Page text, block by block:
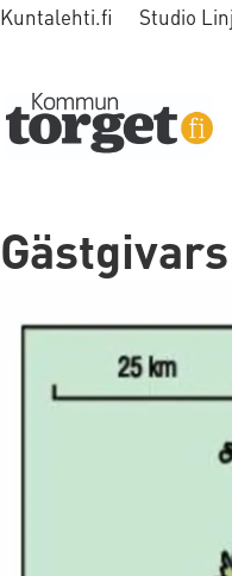
Kuntalehti.fi Studio